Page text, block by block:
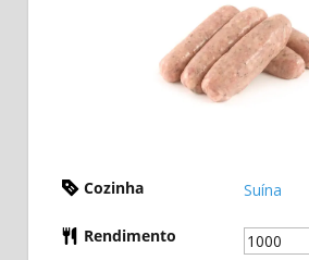
Cozinha Suína
Rendimento